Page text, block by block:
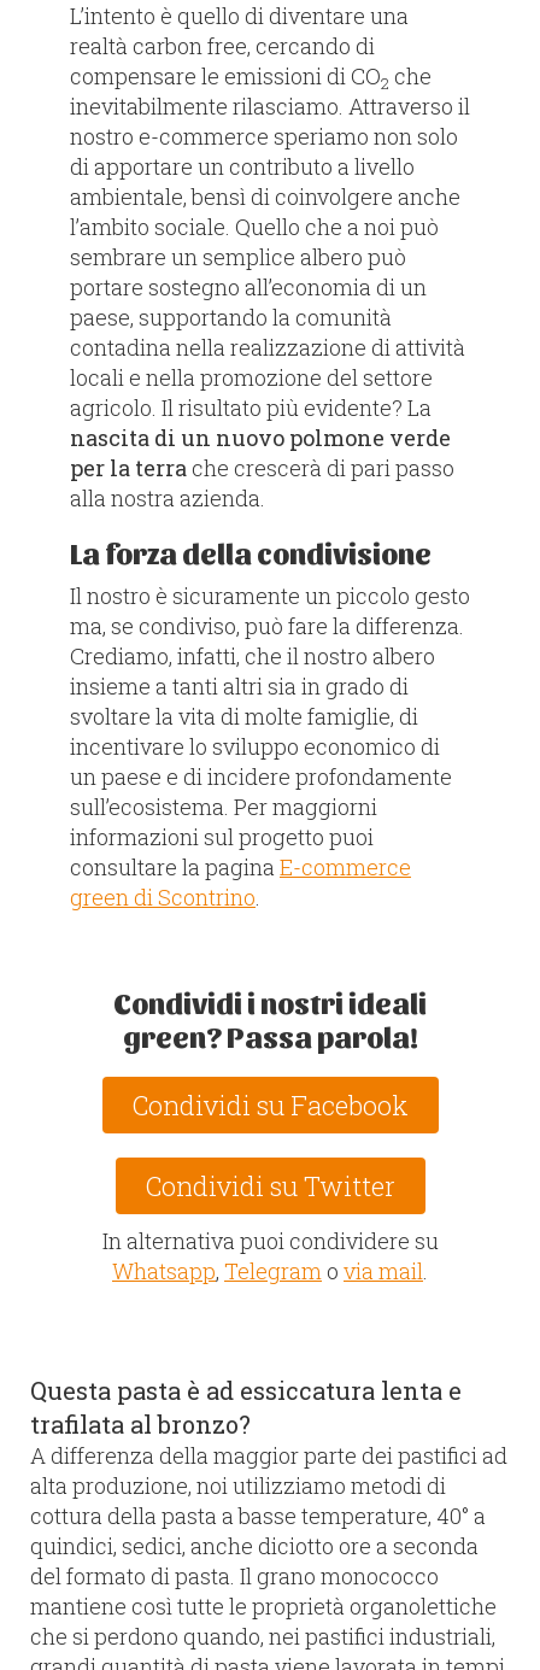
L’intento è quello di diventare una
realtà carbon free, cercando di
compensare le emissioni di CO2 che
inevitabilmente rilasciamo. Attraverso il
nostro e-commerce speriamo non solo
di apportare un contributo a livello
ambientale, bensì di coinvolgere anche
l’ambito sociale. Quello che a noi può
sembrare un semplice albero può
portare sostegno all’economia di un
paese, supportando la comunità
contadina nella realizzazione di attività
locali e nella promozione del settore
agricolo. Il risultato più evidente? La
nascita di un nuovo polmone verde
per la terrache crescerà di pari passo
alla nostra azienda.
La forza della condivisione
Il nostro è sicuramente un piccolo gesto
ma, se condiviso, può fare la differenza.
Crediamo, infatti, che il nostro albero
insieme a tanti altri sia in grado di
svoltare la vita di molte famiglie, di
incentivare lo sviluppo economico di
un paese e di incidere profondamente
sull’ecosistema. Per maggiorni
informazioni sul progetto puoi
consultare la paginaE-commerce
green di Scontrino.
Condividi i nostri ideali
green? Passa parola!
Condividi su Facebook
Condividi su Twitter
In alternativa puoi condividere su
Whatsapp, Telegram o via mail.
Questa pasta è ad essiccatura lenta e
trafilata al bronzo?
A differenza della maggior parte dei pastifici ad
alta produzione, noi utilizziamo metodi di
cottura della pasta a basse temperature, 40° a
quindici, sedici, anche diciotto ore a seconda
del formato di pasta. Il grano monococco
mantiene così tutte le proprietà organolettiche
che si perdono quando, nei pastifici industriali,